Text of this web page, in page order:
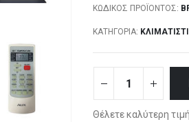
ΚΩΔΙΚΌΣ ΠΡΟΪΌΝΤΟΣ:
ΚΑΤΗΓΟΡΊΑ:
Θέλετε καλύτερη